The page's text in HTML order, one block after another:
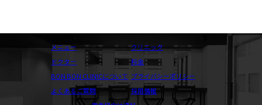
メニュー
クリニック
ドクター
料金
BON BON CLINICについて プライバシーポリシー
よくあるご質問
採用情報